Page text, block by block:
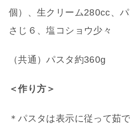
個）、生クリーム280cc、
さじ６、塩コショウ少々
（共通）パスタ約360g
＜作り方＞
＊パスタは表示に従って茹で